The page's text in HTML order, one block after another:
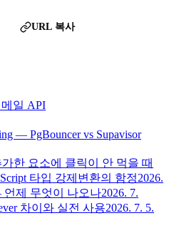
URL 복사
일 API
— PgBouncer vs Supavisor
한 요소에 클릭이 안 먹을 때
타입 강제변환의 함정2026.
언제 무엇이 나오나2026. 7.
차이와 실전 사용2026. 7. 5.